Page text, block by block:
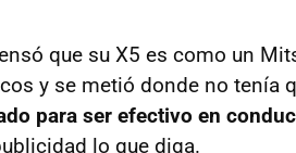
que su X5 es como un
y se metió donde no tenía
para ser efectivo en
lo que diga.